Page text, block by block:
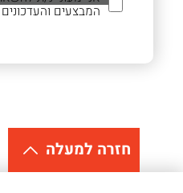
המבצעים והעדכונים
חזרה למעלה